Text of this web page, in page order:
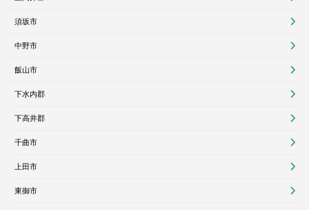
須坂市
中野市
飯山市
下水内郡
下高井郡
千曲市
上田市
東御市